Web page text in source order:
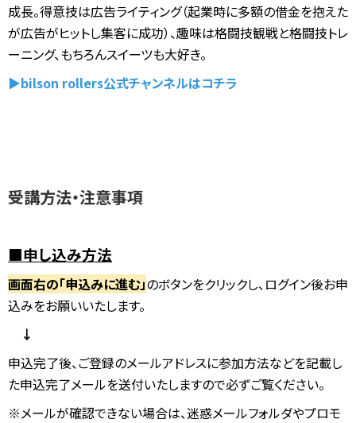
成長。得意技は広告ライティング（起業時に多額の借金を抱えた
が広告がヒットし集客に成功）、趣味は格闘技観戦と格闘技トレ
ーニング、もちろんスイーツも大好き。
▶bilson rollers公式チャンネルはコチラ
受講方法・注意事項
■申し込み方法
画面右の「申込みに進む」のボタンをクリックし、ログイン後お申
込みをお願いいたします。
↓
申込完了後、ご登録のメールアドレスに参加方法などを記載し
た申込完了メールを送付いたしますので必ずご覧ください。
※メールが確認できない場合は、迷惑メールフォルダやプロモ